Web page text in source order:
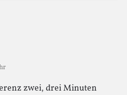
zwei, drei Minuten